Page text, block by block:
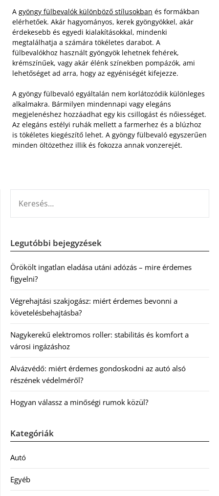
A gyöngy fülbevalók különböző stílusokban és formákban
elérhetőek. Akár hagyományos, kerek gyöngyökkel, akár
érdekesebb és egyedi kialakításokkal, mindenki
megtalálhatja a számára tökéletes darabot. A
fülbevalókhoz használt gyöngyök lehetnek fehérek,
krémszínűek, vagy akár élénk színekben pompázók, ami
lehetőséget ad arra, hogy az egyéniségét kifejezze.
A gyöngy fülbevaló egyáltalán nem korlátozódik különleges
alkalmakra. Bármilyen mindennapi vagy elegáns
megjelenéshez hozzáadhat egy kis csillogást és nőiességet.
Az elegáns estélyi ruhák mellett a farmerhez és a blúzhoz
is tökéletes kiegészítő lehet. A gyöngy fülbevaló egyszerűen
minden öltözethez illik és fokozza annak vonzerejét.
Legutóbbi bejegyzések
Örökölt ingatlan eladása utáni adózás – mire érdemes
figyelni?
Végrehajtási szakjogász: miért érdemes bevonni a
követelésbehajtásba?
Nagykerekű elektromos roller: stabilitás és komfort a
városi ingázáshoz
Alvázvédő: miért érdemes gondoskodni az autó alsó
részének védelméről?
Hogyan válassz a minőségi rumok közül?
Kategóriák
Autó
Egyéb